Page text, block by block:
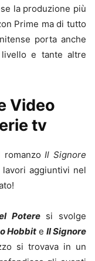
la produzione più
Prime ma di tutto
porta anche
e tante altre
Video
tv
romanzoIl Signore
aggiuntivi nel
Poteresi svolge
Hobbit e Il Signore
si trovava in un